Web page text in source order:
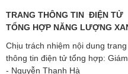
TRANG THÔNG TIN ĐIỆN TỬ
TỔNG HỢP NĂNG LƯỢNG
Chịu trách nhiệm nội dung trang
thông tin điện tử tổng hợp:
- Nguyễn Thanh Hà